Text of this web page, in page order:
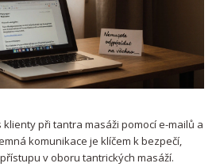
při tantra masáži pomocí e-mailů a
komunikace je klíčem k bezpečí,
v oboru tantrických masáží.